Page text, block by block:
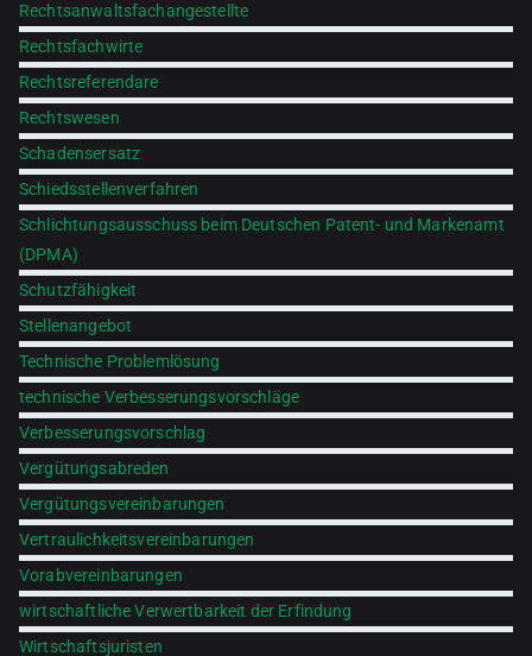
Rechtsanwaltsfachangestellte
Rechtsfachwirte
Rechtsreferendare
Rechtswesen
Schadensersatz
Schiedsstellenverfahren
Schlichtungsausschuss beim Deutschen Patent- und Markenamt
(DPMA)
Schutzfähigkeit
Stellenangebot
Technische Problemlösung
technische Verbesserungsvorschläge
Verbesserungsvorschlag
Vergütungsabreden
Vergütungsvereinbarungen
Vertraulichkeitsvereinbarungen
Vorabvereinbarungen
wirtschaftliche Verwertbarkeit der Erfindung
Wirtschaftsjuristen